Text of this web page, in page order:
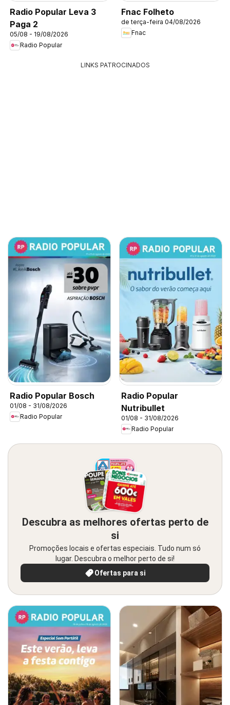
Radio Popular Leva 3
Paga 2
05/08 - 19/08/2026
Radio Popular
Fnac Folheto
de terça-feira 04/08/2026
Fnac
LINKS PATROCINADOS
Radio Popular Bosch
01/08 - 31/08/2026
Radio Popular
Radio Popular
Nutribullet
01/08 - 31/08/2026
Radio Popular
Descubra as melhores ofertas perto de
si
Promoções locais e ofertas especiais. Tudo num só
lugar. Descubra o melhor perto de si!
Ofertas para si